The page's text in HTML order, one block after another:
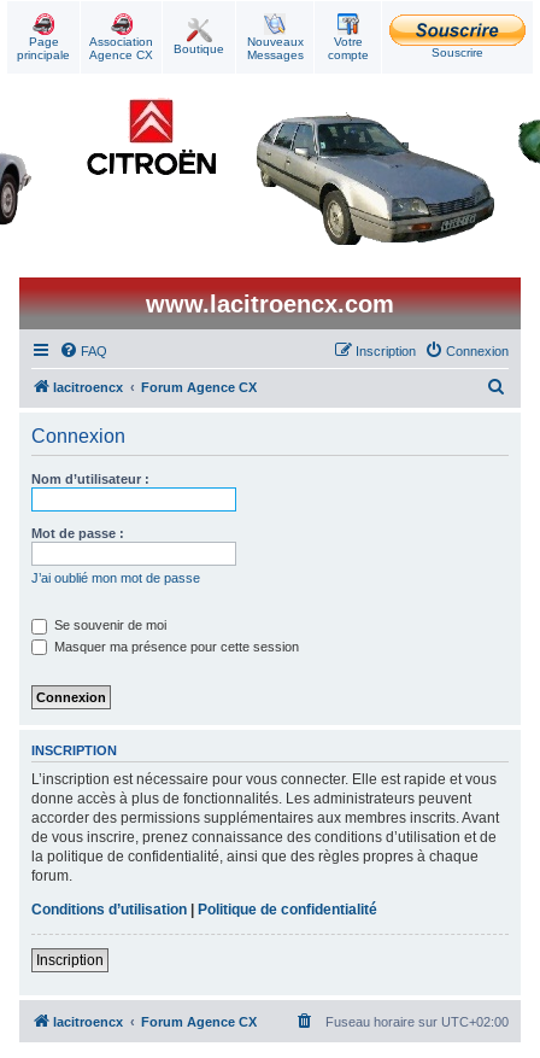
Page
principale
Association
Agence CX
Boutique
Nouveaux
Messages
Votre
compte
Souscrire
www.lacitroencx.com
FAQ Connexion
Inscription
lacitroencx Forum Agence CX
Connexion
Nom d’utilisateur :
Mot de passe :
J’ai oublié mon mot de passe
Se souvenir de moi
Masquer ma présence pour cette session
INSCRIPTION
L’inscription est nécessaire pour vous connecter. Elle est rapide et vous
donne accès à plus de fonctionnalités. Les administrateurs peuvent
accorder des permissions supplémentaires aux membres inscrits. Avant
de vous inscrire, prenez connaissance des conditions d’utilisation et de
la politique de confidentialité, ainsi que des règles propres à chaque
forum.
Conditions d’utilisation |Politique de confidentialité
Inscription
lacitroencx Forum Agence CX Fuseau horaire sur UTC+02:00